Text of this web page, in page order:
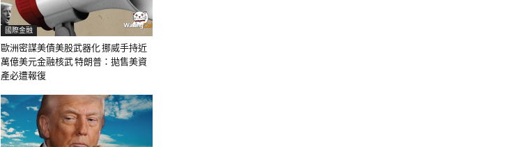
國際金融
歐洲密謀美債美股武器化 挪威手持近
萬億美元金融核武 特朗普：拋售美資
產必遭報復